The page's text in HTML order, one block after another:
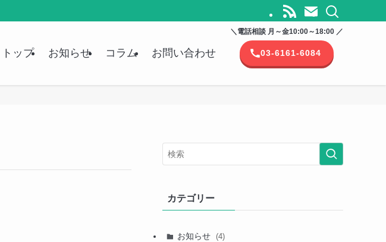
トップ お知らせ コラム お問い合わせ
＼電話相談 月～金10:00～18:00 ／
03-6161-6084
カテゴリー
お知らせ (4)